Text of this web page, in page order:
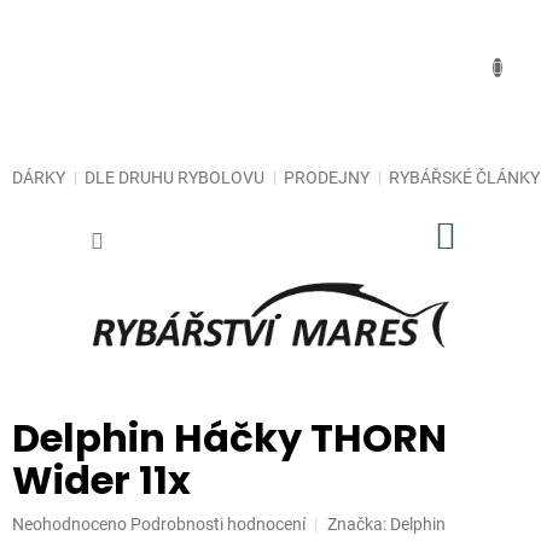
DÁRKY DLE DRUHU RYBOLOVU PRODEJNY RYBÁŘSKÉ ČLÁNKY
Delphin Háčky THORN
Wider 11x
Průměrné
Neohodnoceno Podrobnosti hodnocení Značka: Delphin